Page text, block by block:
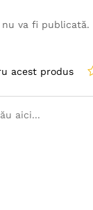
va fi publicată.
acest produs